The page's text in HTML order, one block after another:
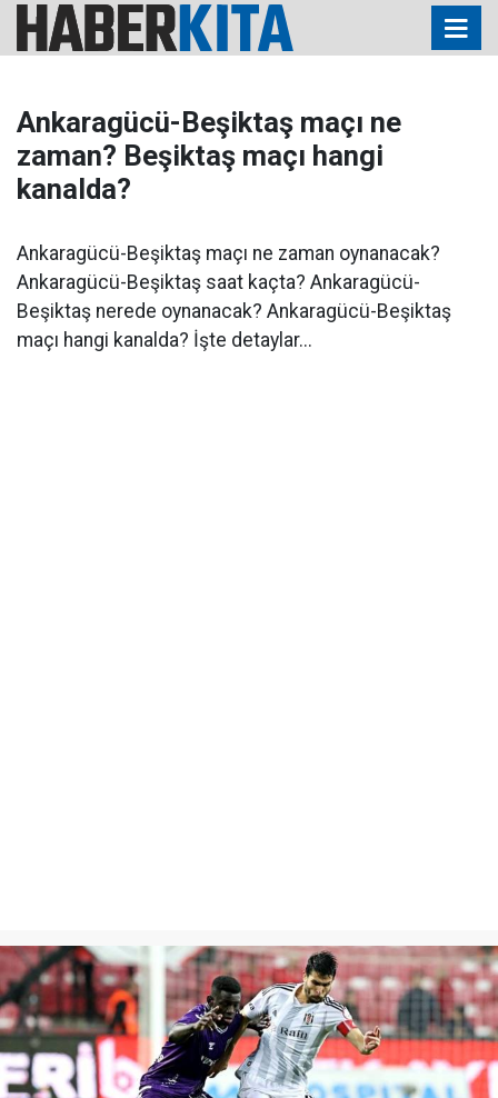
Ankaragücü-Beşiktaş maçı ne
zaman? Beşiktaş maçı hangi
kanalda?
Ankaragücü-Beşiktaş maçı ne zaman oynanacak?
Ankaragücü-Beşiktaş saat kaçta? Ankaragücü-
Beşiktaş nerede oynanacak? Ankaragücü-Beşiktaş
maçı hangi kanalda? İşte detaylar...